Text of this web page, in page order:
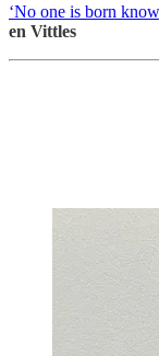
‘No one is born
en Vittles